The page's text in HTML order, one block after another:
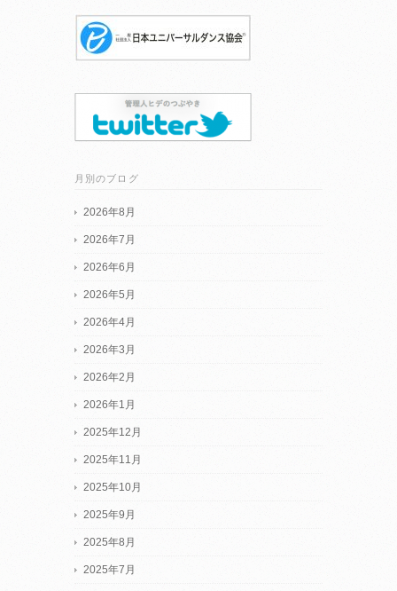
月別のブログ
2026年8月
2026年7月
2026年6月
2026年5月
2026年4月
2026年3月
2026年2月
2026年1月
2025年12月
2025年11月
2025年10月
2025年9月
2025年8月
2025年7月